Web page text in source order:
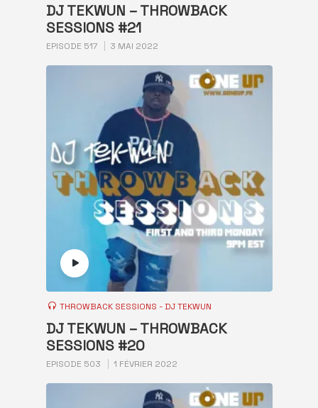
DJ TEKWUN – THROWBACK
SESSIONS #21
EPISODE 517 3 MAI 2022
THROWBACK SESSIONS - DJ TEKWUN
DJ TEKWUN – THROWBACK
SESSIONS #20
EPISODE 503 1 FÉVRIER 2022